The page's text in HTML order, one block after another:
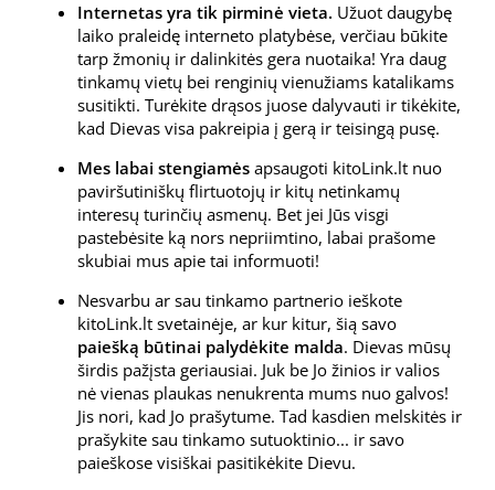
Internetas yra tik pirminė vieta. Užuot daugybę
laiko praleidę interneto platybėse, verčiau būkite
tarp žmonių ir dalinkitės gera nuotaika! Yra daug
tinkamų vietų bei renginių vienužiams katalikams
susitikti. Turėkite drąsos juose dalyvauti ir tikėkite,
kad Dievas visa pakreipia į gerą ir teisingą pusę.
Mes labai stengiamės apsaugoti kitoLink.lt nuo
paviršutiniškų flirtuotojų ir kitų netinkamų
interesų turinčių asmenų. Bet jei Jūs visgi
pastebėsite ką nors nepriimtino, labai prašome
skubiai mus apie tai informuoti!
Nesvarbu ar sau tinkamo partnerio ieškote
kitoLink.lt svetainėje, ar kur kitur, šią savo
paiešką būtinai palydėkite malda. Dievas mūsų
širdis pažįsta geriausiai. Juk be Jo žinios ir valios
nė vienas plaukas nenukrenta mums nuo galvos!
Jis nori, kad Jo prašytume. Tad kasdien melskitės ir
prašykite sau tinkamo sutuoktinio... ir savo
paieškose visiškai pasitikėkite Dievu.